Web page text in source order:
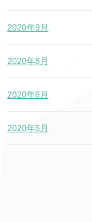
2020年9月
2020年8月
2020年6月
2020年5月